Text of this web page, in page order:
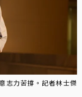
志力苦撐。記者林士傑